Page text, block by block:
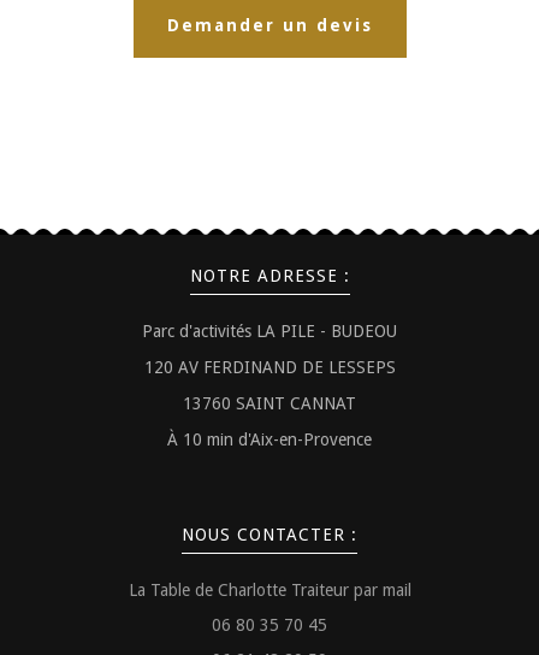
Demander un devis
NOTRE ADRESSE :
Parc d'activités LA PILE - BUDEOU
120 AV FERDINAND DE LESSEPS
13760 SAINT CANNAT
À 10 min d'Aix-en-Provence
NOUS CONTACTER :
La Table de Charlotte Traiteur par mail
06 80 35 70 45